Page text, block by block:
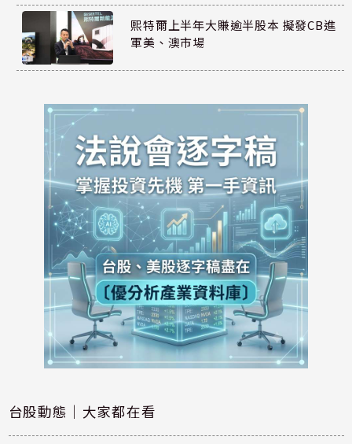
熙特爾上半年大賺逾半股本 擬發CB進
軍美、澳市場
台股動態｜大家都在看